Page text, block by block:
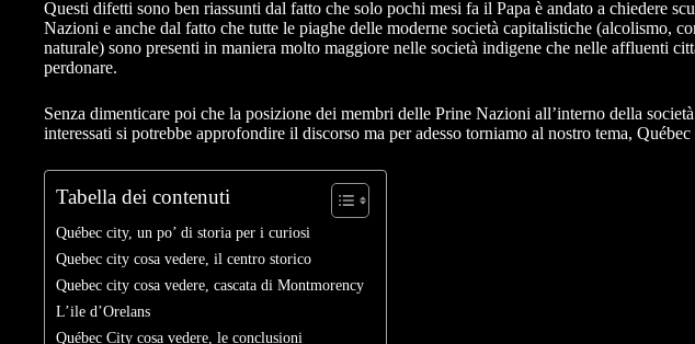
Questi difetti sono ben riassunti dal fatto che solo pochi mesi fa il Papa è andato a chiedere
Nazioni e anche dal fatto che tutte le piaghe delle moderne società capitalistiche (alcolismo,
naturale) sono presenti in maniera molto maggiore nelle società indigene che nelle affluenti
perdonare.
Senza dimenticare poi che la posizione dei membri delle Prine Nazioni all’interno della
interessati si potrebbe approfondire il discorso ma per adesso torniamo al nostro tema,
Tabella dei contenuti
Québec city, un po’ di storia per i curiosi
Quebec city cosa vedere, il centro storico
Quebec city cosa vedere, cascata di Montmorency
L’ile d’Orelans
Québec City cosa vedere, le conclusioni